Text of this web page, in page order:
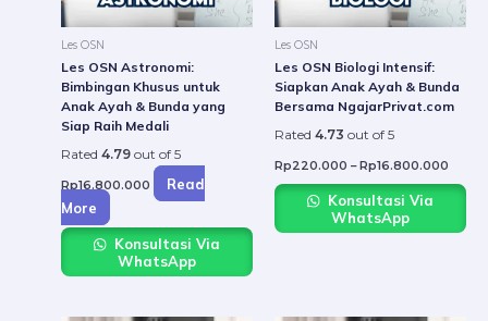
Les OSN
Les OSN Astronomi:
Bimbingan Khusus untuk
Anak Ayah & Bunda yang
Siap Raih Medali
Rated 4.79 out of 5
Rp16.800.000
Read
More
Konsultasi Via
WhatsApp
Les OSN
Les OSN Biologi Intensif:
Siapkan Anak Ayah & Bunda
Bersama NgajarPrivat.com
Rated 4.73 out of 5
Rp220.000 – Rp16.800.000
may
on
the
Konsultasi Via
WhatsApp